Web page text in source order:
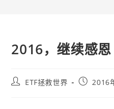
2016，继续感恩
PostETF拯救世界
Post2016